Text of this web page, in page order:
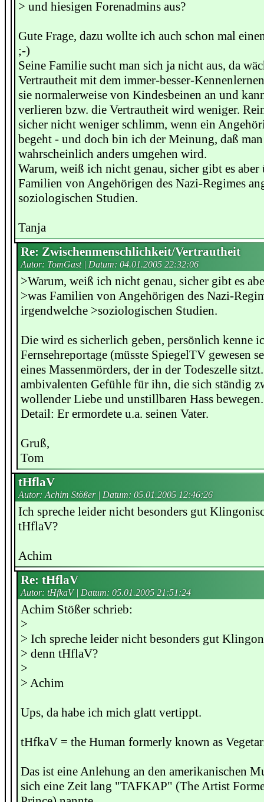
> und hiesigen Forenadmins aus?
Gute Frage, dazu wollte ich auch schon mal
;-)
Seine Familie sucht man sich ja nicht aus, da
Vertrautheit mit dem immer-besser-
sie normalerweise von Kindesbeinen an und
verlieren bzw. die Vertrautheit wird weniger.
sicher nicht weniger schlimm, wenn ein
begeht - und doch bin ich der Meinung, daß
wahrscheinlich anders umgehen wird.
Warum, weiß ich nicht genau, sicher gibt es aber
Familien von Angehörigen des Nazi-Regimes
soziologischen Studien.
Tanja
Re: Zwischenmenschlichkeit/Vertrautheit
Autor: TomGast | Datum: 04.01.2005 22:32:06
>Warum, weiß ich nicht genau, sicher gibt es
>was Familien von Angehörigen des Nazi-
irgendwelche >soziologischen Studien.
Die wird es sicherlich geben, persönlich kenne
Fernsehreportage (müsste SpiegelTV gewesen
eines Massenmörders, der in der Todeszelle
ambivalenten Gefühle für ihn, die sich ständig
wollender Liebe und unstillbaren Hass
Detail: Er ermordete u.a. seinen Vater.
Gruß,
Tom
tHflaV
Autor: Achim Stößer | Datum: 05.01.2005 12:46:26
Ich spreche leider nicht besonders gut
tHflaV?
Achim
Re: tHflaV
Autor: tHfkaV | Datum: 05.01.2005 21:51:24
Achim Stößer schrieb:
>
> Ich spreche leider nicht besonders gut
> denn tHflaV?
>
> Achim
Ups, da habe ich mich glatt vertippt.
tHfkaV = the Human formerly known as
Das ist eine Anlehung an den amerikanischen
sich eine Zeit lang "TAFKAP" (The Artist